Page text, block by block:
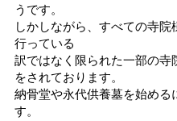
うです。
しかしながら、すべての寺
行っている
訳ではなく限られた一部の
をされております。
納骨堂や永代供養墓を始め
す。